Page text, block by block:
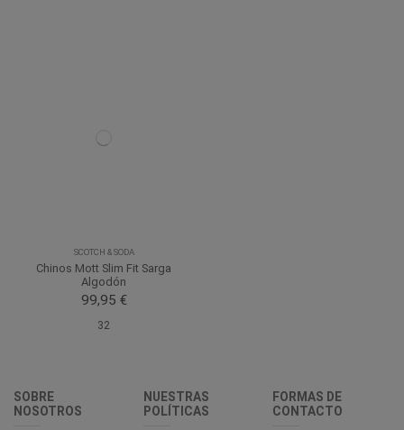
SCOTCH & SODA
Chinos Mott Slim Fit Sarga
Algodón
99,95 €
32
SOBRE
NOSOTROS
NUESTRAS
POLÍTICAS
FORMAS DE
CONTACTO